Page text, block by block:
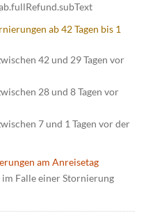
ab 42 Tagen bis 1
42 und 29 Tagen vor
28 und 8 Tagen vor
7 und 1 Tagen vor der
am Anreisetag
Falle einer Stornierung